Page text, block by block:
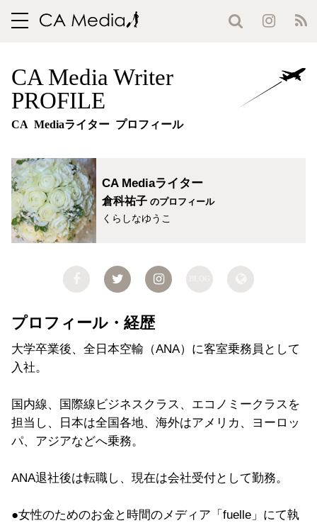
toggle
CA Media Writer
PROFILE
CA Mediaライター プロフィール
CA Mediaライター
倉科祐子 のプロフィール
くらしなゆうこ
プロフィール・経歴
大学卒業後、全日本空輸（ANA）に客室乗務員として
入社。
国内線、国際線ビジネスクラス、エコノミークラスを
担当し、日本は全国各地、海外はアメリカ、ヨーロッ
パ、アジアなどへ乗務。
ANA退社後は転職し、現在は会社受付として勤務。
●女性のためのお金と時間のメディア「fuelle」にて執